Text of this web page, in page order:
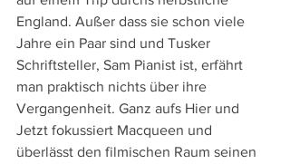
England. Außer dass sie schon viele
Jahre ein Paar sind und Tusker
Schriftsteller, Sam Pianist ist, erfährt
man praktisch nichts über ihre
Vergangenheit. Ganz aufs Hier und
Jetzt fokussiert Macqueen und
überlässt den filmischen Raum seinen